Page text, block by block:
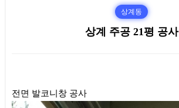
상계동
상계 주공 21평 공사
전면 발코니창 공사